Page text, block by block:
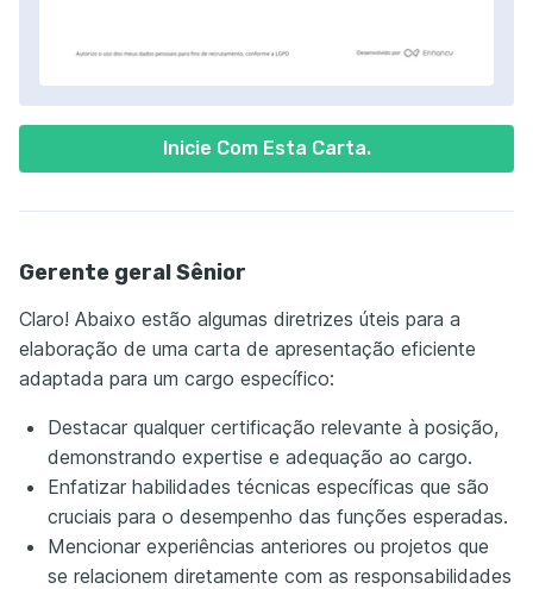
Inicie Com Esta Carta.
Gerente geral Sênior
Claro! Abaixo estão algumas diretrizes úteis para a
elaboração de uma carta de apresentação eficiente
adaptada para um cargo específico:
Destacar qualquer certificação relevante à posição,
demonstrando expertise e adequação ao cargo.
Enfatizar habilidades técnicas específicas que são
cruciais para o desempenho das funções esperadas.
Mencionar experiências anteriores ou projetos que
se relacionem diretamente com as responsabilidades